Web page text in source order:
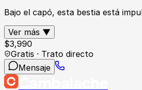
Bajo el capó, esta bestia está
Ver más ▼
$3,990
Gratis · Trato directo
Mensaje